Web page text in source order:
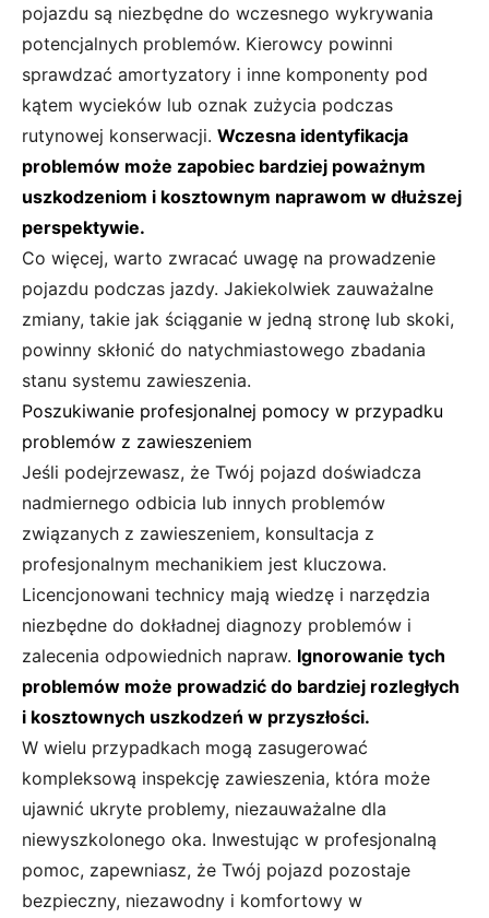
pojazdu są niezbędne do wczesnego wykrywania
potencjalnych problemów. Kierowcy powinni
sprawdzać amortyzatory i inne komponenty pod
kątem wycieków lub oznak zużycia podczas
rutynowej konserwacji. Wczesna identyfikacja
problemów może zapobiec bardziej poważnym
uszkodzeniom i kosztownym naprawom w dłuższej
perspektywie.
Co więcej, warto zwracać uwagę na prowadzenie
pojazdu podczas jazdy. Jakiekolwiek zauważalne
zmiany, takie jak ściąganie w jedną stronę lub skoki,
powinny skłonić do natychmiastowego zbadania
stanu systemu zawieszenia.
Poszukiwanie profesjonalnej pomocy w przypadku
problemów z zawieszeniem
Jeśli podejrzewasz, że Twój pojazd doświadcza
nadmiernego odbicia lub innych problemów
związanych z zawieszeniem, konsultacja z
profesjonalnym mechanikiem jest kluczowa.
Licencjonowani technicy mają wiedzę i narzędzia
niezbędne do dokładnej diagnozy problemów i
zalecenia odpowiednich napraw. Ignorowanie tych
problemów może prowadzić do bardziej rozległych
i kosztownych uszkodzeń w przyszłości.
W wielu przypadkach mogą zasugerować
kompleksową inspekcję zawieszenia, która może
ujawnić ukryte problemy, niezauważalne dla
niewyszkolonego oka. Inwestując w profesjonalną
pomoc, zapewniasz, że Twój pojazd pozostaje
bezpieczny, niezawodny i komfortowy w